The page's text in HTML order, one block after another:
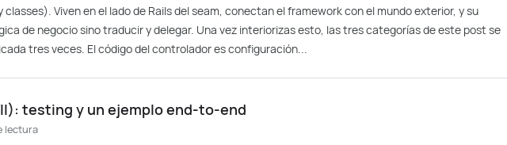
Viven en el lado de Rails del seam, conectan el framework con el mundo exterior, y su
de negocio sino traducir y delegar. Una vez interiorizas esto, las tres categorías de este post se
tres veces. El código del controlador es configuración...
testing y un ejemplo end-to-end
lectura